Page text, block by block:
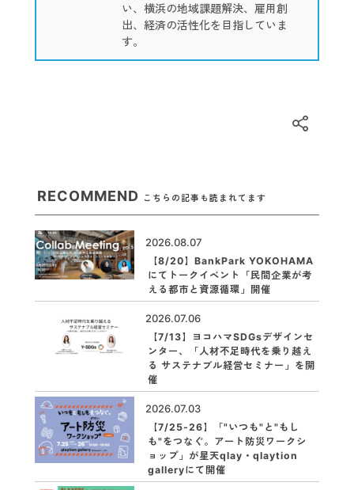
い、横浜の地域課題解決、雇用創
出、経済の活性化を目指していま
す。
RECOMMEND こちらの記事も読まれてます
2026.08.07
【8/20】BankPark YOKOHAMA
にてトークイベント「民間企業が考
える都市と資源循環」開催
2026.07.06
【7/13】ヨコハマSDGsデザインセ
ンター、「人材不足時代を乗り越え
る サステナブル経営セミナー」を開
催
2026.07.03
【7/25-26】「"いつも"と"もし
も"をつなぐ。アート防災ワークシ
ョップ」が星天qlay・qlaytion
galleryにて開催